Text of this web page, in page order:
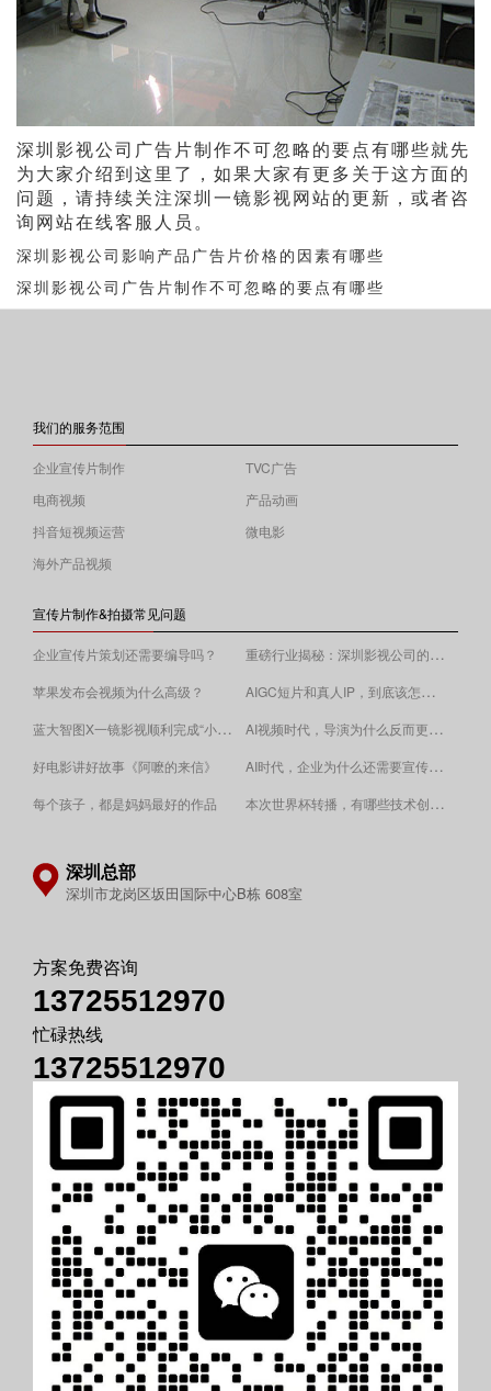
深圳影视公司广告片制作不可忽略的要点有哪些就先
为大家介绍到这里了，如果大家有更多关于这方面的
问题，请持续关注深圳一镜影视网站的更新，或者咨
询网站在线客服人员。
深圳影视公司影响产品广告片价格的因素有哪些
深圳影视公司广告片制作不可忽略的要点有哪些
我们的服务范围
企业宣传片制作
TVC广告
电商视频
产品动画
抖音短视频运营
微电影
海外产品视频
宣传片制作&拍摄常见问题
企业宣传片策划还需要编导吗？ 重磅行业揭秘：深圳影视公司的收费逻辑！
苹果发布会视频为什么高级？
AIGC短片和真人IP，到底该怎么选？
蓝大智图X一镜影视顺利完成“小蓝本”广告影片拍摄制作。
AI视频时代，导演为什么反而更重要？
好电影讲好故事《阿嚒的来信》 AI时代，企业为什么还需要宣传片？
每个孩子，都是妈妈最好的作品 ​本次世界杯转播，有哪些技术创新值得关注？
深圳总部
深圳市龙岗区坂田国际中心B栋 608室
方案免费咨询
13725512970
忙碌热线
13725512970